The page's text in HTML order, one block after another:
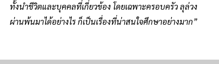
ทั้งนำชีวิตและบุคคลที่เกี่ยวข้อง โดยเฉพาะครอบครัว ลุล่วง
ผ่านพ้นมาได้อย่างไร ก็เป็นเรื่องที่น่าสนใจศึกษาอย่างมาก”